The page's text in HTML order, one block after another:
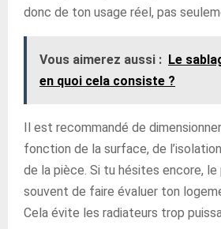
donc de ton usage réel, pas
Vous aimerez aussi : Le
en quoi cela consiste ?
Il est recommandé de
fonction de la surface, de
de la pièce. Si tu hésites encore,
souvent de faire évaluer ton
Cela évite les radiateurs trop